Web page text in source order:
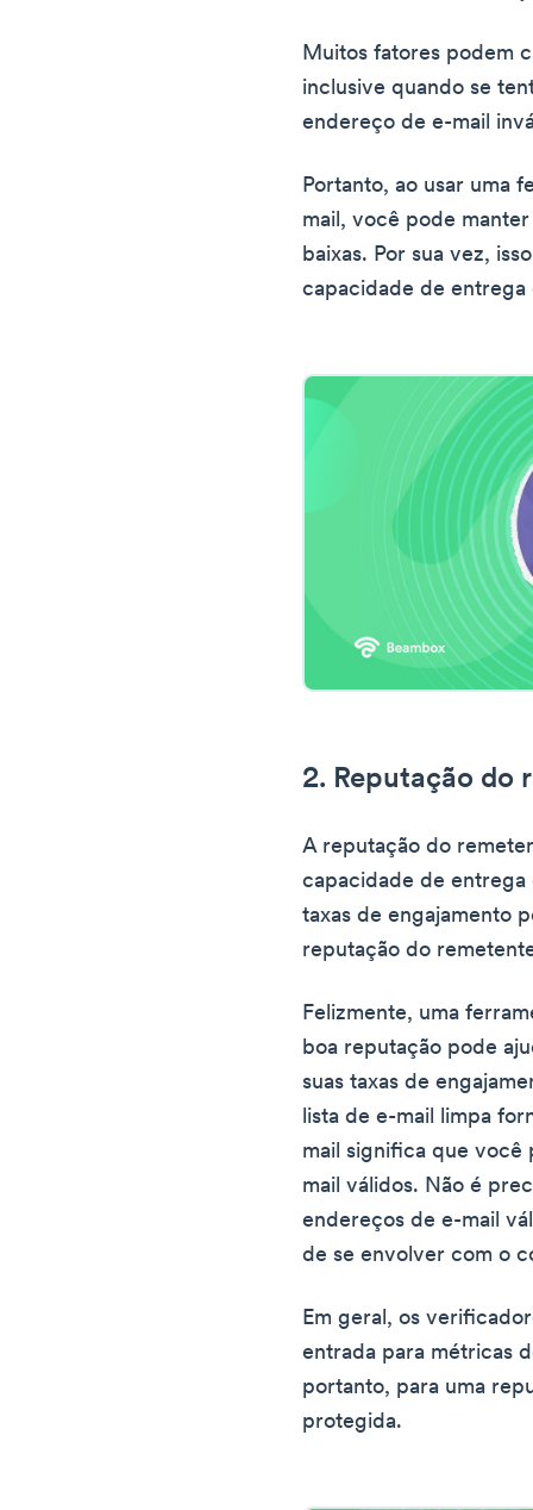
Muitos fatores podem
inclusive quando se
endereço de e-mail
Portanto, ao usar uma
mail, você pode
baixas. Por sua vez,
capacidade de entrega
2. Reputação do
A reputação do
capacidade de entrega
taxas de engajamento
reputação do
Felizmente, uma
boa reputação pode
suas taxas de
lista de e-mail limpa
mail significa que você
mail válidos. Não é
endereços de e-mail
de se envolver com o
Em geral, os
entrada para métricas
portanto, para uma
protegida.